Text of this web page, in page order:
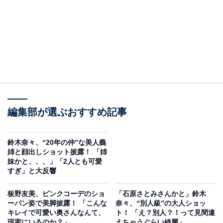
編集部が選ぶおすすめ記事
鈴木奈々、“20年の仲”な美人義
姉と顔出しショット披露！ 「姉
妹かと、、、」「2人とも可愛
すぎ」と大反響
板野友美、ピンクコーデのショ
ーパン姿で美脚披露！ 「こんな
キレイで可愛い奥さんなんて、
「石原さとみさんかと」鈴木
奈々、“別人級”の大人ショッ
ト！ 「え？別人？！って見間違